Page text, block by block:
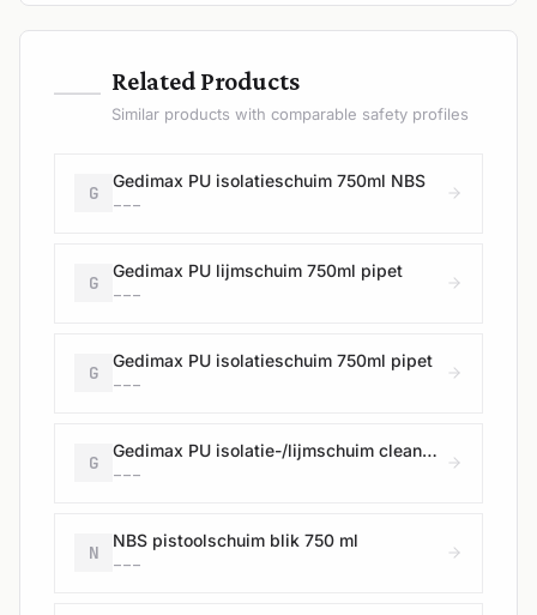
— Related Products
Similar products with comparable safety profiles
G
Gedimax PU isolatieschuim 750ml NBS
---
G
Gedimax PU lijmschuim 750ml pipet
---
G
Gedimax PU isolatieschuim 750ml pipet
---
G
Gedimax PU isolatie-/lijmschuim cleaner 500ml
---
N
NBS pistoolschuim blik 750 ml
---